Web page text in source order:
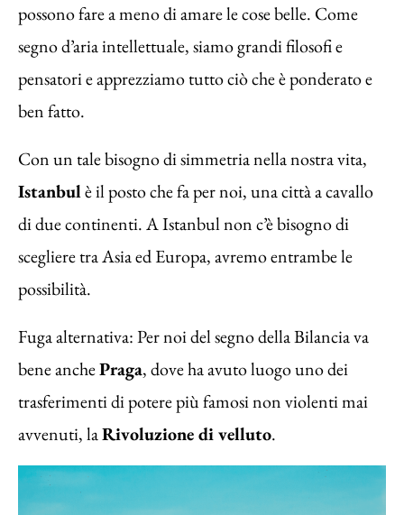
possono fare a meno di amare le cose belle. Come
segno d’aria intellettuale, siamo grandi filosofi e
pensatori e apprezziamo tutto ciò che è ponderato e
ben fatto.
Con un tale bisogno di simmetria nella nostra vita,
Istanbulè il posto che fa per noi, una città a cavallo
di due continenti. A Istanbul non c’è bisogno di
scegliere tra Asia ed Europa, avremo entrambe le
possibilità.
Fuga alternativa: Per noi del segno della Bilancia va
bene anchePraga, dove ha avuto luogo uno dei
trasferimenti di potere più famosi non violenti mai
avvenuti, laRivoluzione di velluto.